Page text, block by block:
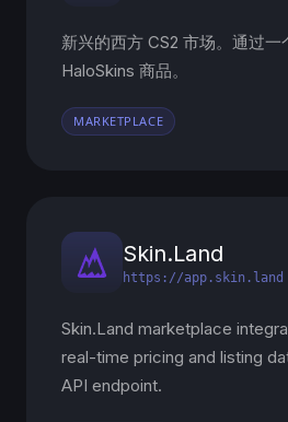
新兴的西方 CS2 市场。通过一
HaloSkins 商品。
MARKETPLACE
Skin.Land
https://app.skin.land
Skin.Land marketplace
real-time pricing and listing
API endpoint.